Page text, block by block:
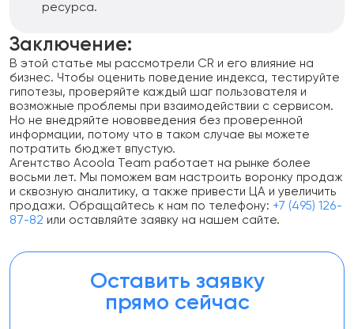
ресурса.
Заключение:
В этой статье мы рассмотрели CR и его влияние на
бизнес. Чтобы оценить поведение индекса, тестируйте
гипотезы, проверяйте каждый шаг пользователя и
возможные проблемы при взаимодействии с сервисом.
Но не внедряйте нововведения без проверенной
информации, потому что в таком случае вы можете
потратить бюджет впустую.
Агентство Acoola Team работает на рынке более
восьми лет. Мы поможем вам настроить воронку продаж
и сквозную аналитику, а также привести ЦА и увеличить
продажи. Обращайтесь к нам по телефону: +7 (495) 126-
87-82 или оставляйте заявку на нашем сайте.
Оставить заявку
прямо сейчас